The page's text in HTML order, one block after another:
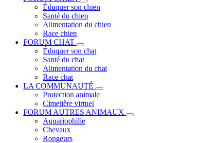
Éduquer son chien
Santé du chien
Alimentation du chien
Race chien
FORUM CHAT
Éduquer son chat
Santé du chat
Alimentation du chat
Race chat
LA COMMUNAUTÉ
Protection animale
Cimetière virtuel
FORUM AUTRES ANIMAUX
Aquariophilie
Chevaux
Rongeurs